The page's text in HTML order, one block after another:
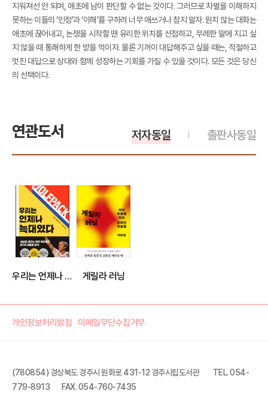
지워져선 안 되며, 애초에 남이 판단할 수 없는 것이다. 그러므로 차별을 이해하지
못하는 이들의 ‘인정’과 ‘이해’를 구하려 너무 애쓰거나 참지 말자. 원치 않는 대화는
애초에 끊어내고, 논쟁을 시작할 땐 유리한 위치를 선점하고, 무례한 말에 지고 싶
지 않을 때 통쾌하게 한 방을 먹이자. 물론 기꺼이 대답해주고 싶을 때는, 적절하고
멋진 대답으로 상대와 함께 성장하는 기회를 가질 수 있을 것이다. 모든 것은 당신
의 선택이다.
연관도서 출판사동일
저자동일
우리는 언제나 늑대였다 게릴라 러닝
개인정보처리방침 이메일무단수집거부
(780854) 경상북도 경주시 원화로 431-12 경주시립도서관
TEL. 054-
779-8913
FAX. 054-760-7435